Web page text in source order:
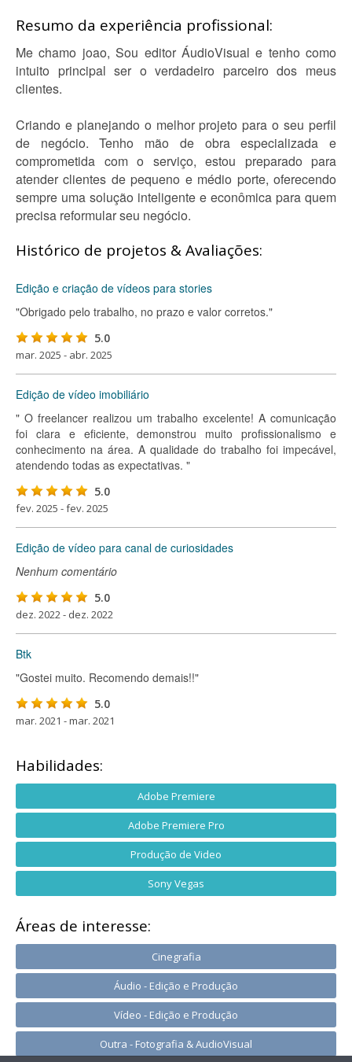
Resumo da experiência profissional:
Me chamo joao, Sou editor ÁudioVisual e tenho como
intuito principal ser o verdadeiro parceiro dos meus
clientes.
Criando e planejando o melhor projeto para o seu perfil
de negócio. Tenho mão de obra especializada e
comprometida com o serviço, estou preparado para
atender clientes de pequeno e médio porte, oferecendo
sempre uma solução inteligente e econômica para quem
precisa reformular seu negócio.
Histórico de projetos & Avaliações:
Edição e criação de vídeos para stories
"Obrigado pelo trabalho, no prazo e valor corretos."
5.0
mar. 2025 - abr. 2025
Edição de vídeo imobiliário
" O freelancer realizou um trabalho excelente! A comunicação
foi clara e eficiente, demonstrou muito profissionalismo e
conhecimento na área. A qualidade do trabalho foi impecável,
atendendo todas as expectativas. "
5.0
fev. 2025 - fev. 2025
Edição de vídeo para canal de curiosidades
Nenhum comentário
5.0
dez. 2022 - dez. 2022
Btk
"Gostei muito. Recomendo demais!!"
5.0
mar. 2021 - mar. 2021
Habilidades:
Adobe Premiere
Adobe Premiere Pro
Produção de Video
Sony Vegas
Áreas de interesse:
Cinegrafia
Áudio - Edição e Produção
Vídeo - Edição e Produção
Outra - Fotografia & AudioVisual